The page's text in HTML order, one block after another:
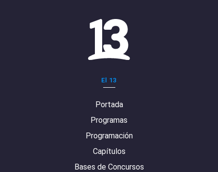
El 13
Portada
Programas
Programación
Capítulos
Bases de Concursos